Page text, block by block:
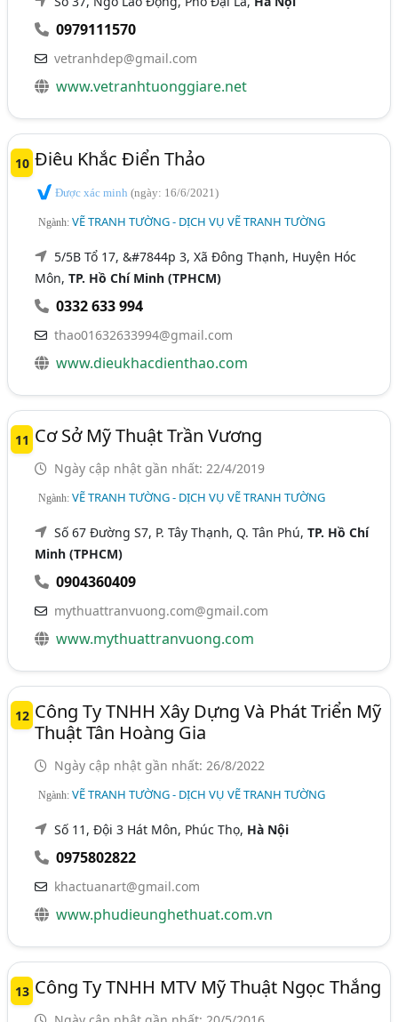
0979111570
vetranhdep@gmail.com
www.vetranhtuonggiare.net
10 Điêu Khắc Điển Thảo
Được xác minh(ngày: 16/6/2021)
Ngành:VẼ TRANH TƯỜNG - DỊCH VỤ VẼ TRANH TƯỜNG
5/5B Tổ 17, &#7844p 3, Xã Đông Thạnh, Huyện Hóc
Môn,TP. Hồ Chí Minh (TPHCM)
0332 633 994
thao01632633994@gmail.com
www.dieukhacdienthao.com
11 Cơ Sở Mỹ Thuật Trần Vương
Ngày cập nhật gần nhất: 22/4/2019
Ngành:VẼ TRANH TƯỜNG - DỊCH VỤ VẼ TRANH TƯỜNG
Số 67 Đường S7, P. Tây Thạnh, Q. Tân Phú,TP. Hồ Chí
Minh (TPHCM)
0904360409
mythuattranvuong.com@gmail.com
www.mythuattranvuong.com
12 Công Ty TNHH Xây Dựng Và Phát Triển Mỹ
Thuật Tân Hoàng Gia
Ngày cập nhật gần nhất: 26/8/2022
Ngành:VẼ TRANH TƯỜNG - DỊCH VỤ VẼ TRANH TƯỜNG
Số 11, Đội 3 Hát Môn, Phúc Thọ, Hà Nội
0975802822
khactuanart@gmail.com
www.phudieunghethuat.com.vn
13 Công Ty TNHH MTV Mỹ Thuật Ngọc Thắng